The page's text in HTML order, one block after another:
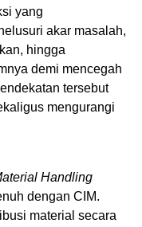
yang
akar masalah,
hingga
demi mencegah
tersebut
mengurangi
Handling
dengan CIM.
material secara